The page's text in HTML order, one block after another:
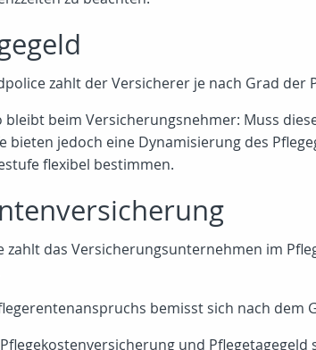
zahlt der Versicherer je nach Grad
bleibt beim Versicherungsnehmer: Muss
bieten jedoch eine Dynamisierung des
flexibel bestimmen.
zahlt das Versicherungsunternehmen im
bemisst sich nach dem
und